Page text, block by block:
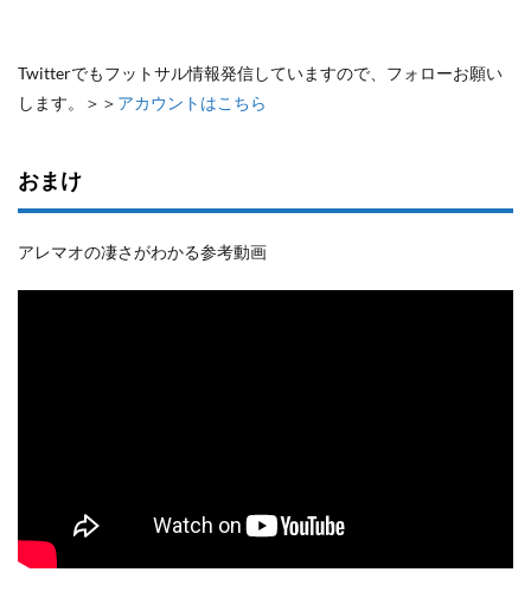
Twitterでもフットサル情報発信していますので、フォローお願い
します。＞＞ アカウントはこちら
おまけ
アレマオの凄さがわかる参考動画